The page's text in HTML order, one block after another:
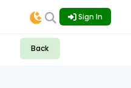
Sign In
Back